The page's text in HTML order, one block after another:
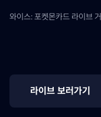
와이스: 포켓몬카드 라이브
라이브 보러가기